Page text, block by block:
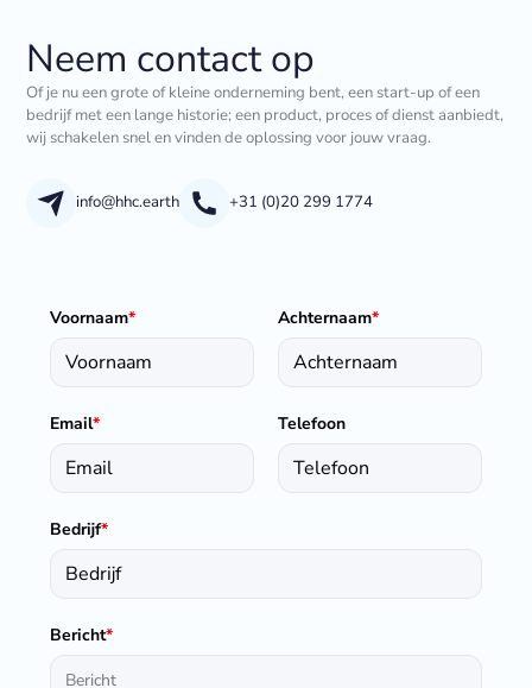
Neem contact op
Of je nu een grote of kleine onderneming bent, een start-up of een
bedrijf met een lange historie; een product, proces of dienst aanbiedt,
wij schakelen snel en vinden de oplossing voor jouw vraag.
info@hhc.earth +31 (0)20 299 1774
Voornaam* Achternaam*
Email* Telefoon
Bedrijf*
Bericht*